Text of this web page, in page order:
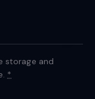
storage and
*